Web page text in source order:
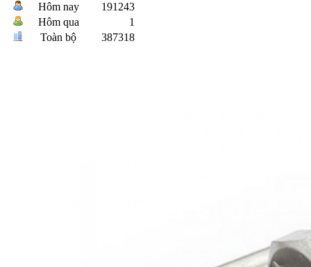
Hôm nay
191243
Hôm qua
1
Toàn bộ
387318